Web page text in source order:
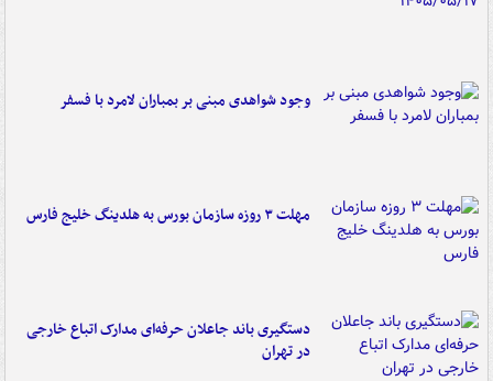
وجود شواهدی مبنی بر بمباران لامرد با فسفر
مهلت ۳ روزه سازمان بورس به هلدینگ خلیج فارس
دستگیری باند جاعلان حرفه‌ای مدارک اتباع خارجی
در تهران